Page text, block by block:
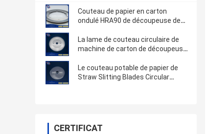
Couteau de papier en carton
ondulé HRA90 de découpeuse de
La lame de couteau circulaire de
machine de carton de découpeuse
Le couteau potable de papier de
Straw Slitting Blades Circular
CERTIFICAT